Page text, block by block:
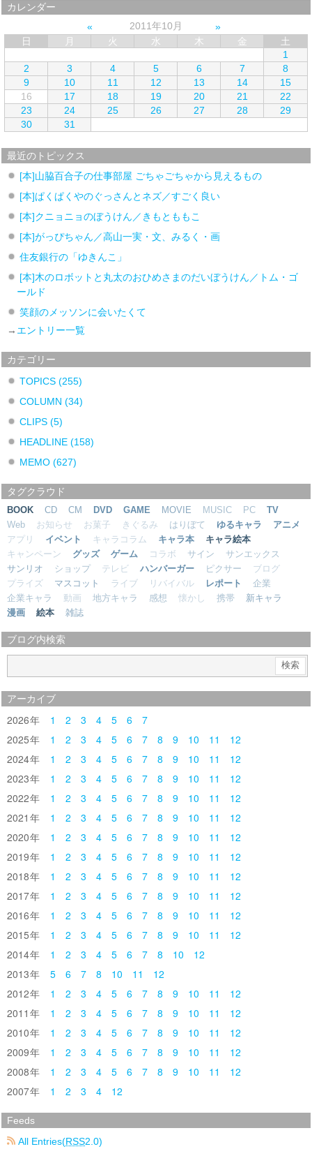
カレンダー
2011年10月
日
月 火 水 木 金
土
1
2
3 4 5 6 7
8
9
10 11 12 13 14
15
16
17 18 19 20 21
22
23
24 25 26 27 28
29
30
31
最近のトピックス
[本]山脇百合子の仕事部屋 ごちゃごちゃから見えるもの
[本]ぱくぱくやのぐっさんとネズ／すごく良い
[本]クニョニョのぼうけん／きもとももこ
[本]がっぴちゃん／高山一実・文、みるく・画
住友銀行の「ゆきんこ」
[本]木のロボットと丸太のおひめさまのだいぼうけん／トム・ゴ
ールド
笑顔のメッソンに会いたくて
→ エントリー一覧
カテゴリー
TOPICS (255)
COLUMN (34)
CLIPS (5)
HEADLINE (158)
MEMO (627)
タグクラウド
BOOK CD CM DVD GAME MOVIE MUSIC PC
TV
Web
お知らせ お菓子 きぐるみ はりぼて ゆるキャラ
アニメ
アプリ
イベント キャラコラム キャラ本
キャラ絵本
キャンペーン
グッズ ゲーム コラボ サイン
サンエックス
サンリオ
ショップ テレビ ハンバーガー ピクサー
ブログ
プライズ
マスコット ライブ リバイバル レポート
企業
企業キャラ
動画 地方キャラ 感想 懐かし 携帯
新キャラ
漫画
絵本 雑誌
ブログ内検索
アーカイブ
2026 1 2 3 4 5 6
7
2025
1 2 3 4 5 6 7 8 9 10 11
12
2024
1 2 3 4 5 6 7 8 9 10 11
12
2023
1 2 3 4 5 6 7 8 9 10 11
12
2022
1 2 3 4 5 6 7 8 9 10 11
12
2021
1 2 3 4 5 6 7 8 9 10 11
12
2020
1 2 3 4 5 6 7 8 9 10 11
12
2019
1 2 3 4 5 6 7 8 9 10 11
12
2018
1 2 3 4 5 6 7 8 9 10 11
12
2017
1 2 3 4 5 6 7 8 9 10 11
12
2016
1 2 3 4 5 6 7 8 9 10 11
12
2015
1 2 3 4 5 6 7 8 9 10 11
12
2014
1 2 3 4 5 6 7 8 10
12
2013
5 6 7 8 10 11
12
2012
1 2 3 4 5 6 7 8 9 10 11
12
2011
1 2 3 4 5 6 7 8 9 10 11
12
2010
1 2 3 4 5 6 7 8 9 10 11
12
2009
1 2 3 4 5 6 7 8 9 10 11
12
2008
1 2 3 4 5 6 7 8 9 10 11
12
2007
1 2 3 4 12
Feeds
All Entries(RSS2.0)